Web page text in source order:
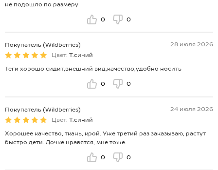
не подошло по размеру
0 0
Покупатель (Wildberries)
28 июля 2026
Цвет: Т.синий
Теги хорошо сидит,внешний вид,качество,удобно носить
0 0
Покупатель (Wildberries)
24 июля 2026
Цвет: Т.синий
Хорошее качество, ткань, крой. Уже третий раз заказываю, растут
быстро дети. Дочке нравятся, мне тоже.
0 0